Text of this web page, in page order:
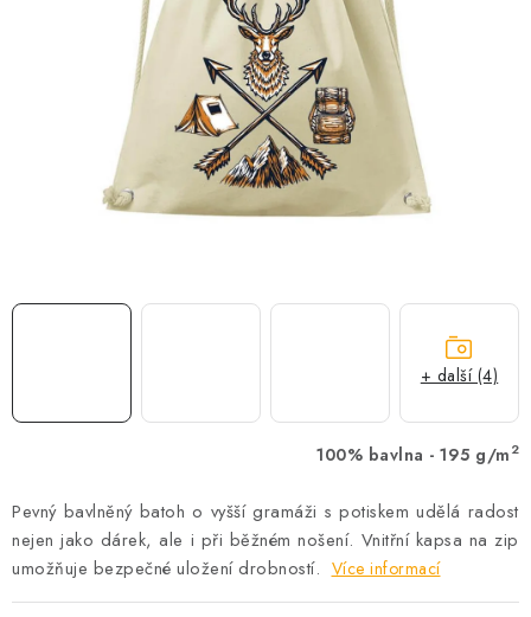
PROVIZNÍ SYSTÉM
Časté otázky
Doprava a platba
Obchodní podmínky
100% bavlna - 195 g/m 2
Pevný bavlněný batoh o vyšší gramáži s potiskem udělá radost
nejen jako dárek, ale i při běžném nošení. Vnitřní kapsa na zip
umožňuje bezpečné uložení drobností. Více informací
+ další (4)